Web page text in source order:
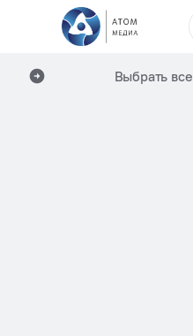
Выбрать все